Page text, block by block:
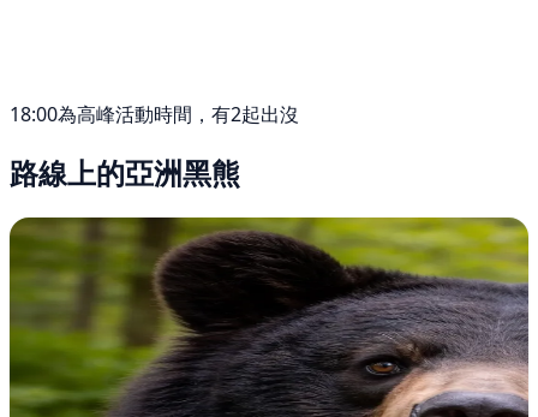
18:00為高峰活動時間，有2起出沒
路線上的亞洲黑熊